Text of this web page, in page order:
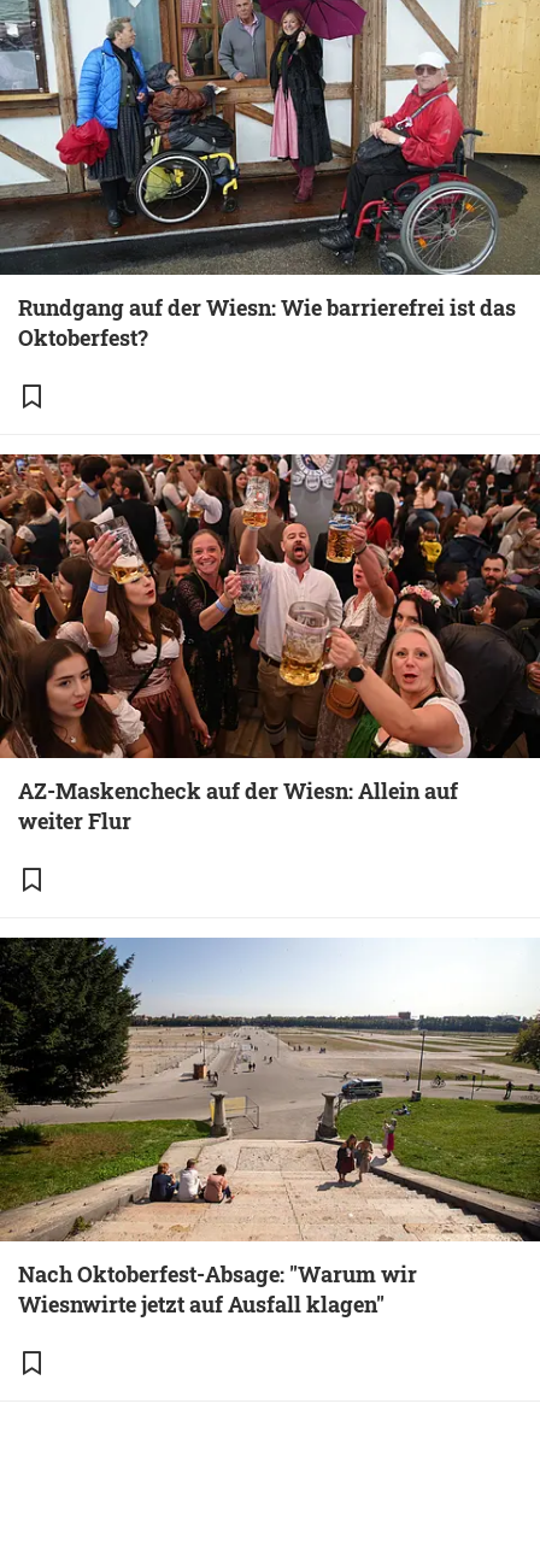
Rundgang auf der Wiesn: Wie barrierefrei ist das
Oktoberfest?
AZ-Maskencheck auf der Wiesn: Allein auf
weiter Flur
Nach Oktoberfest-Absage: "Warum wir
Wiesnwirte jetzt auf Ausfall klagen"